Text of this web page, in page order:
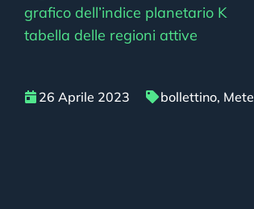
grafico dell’indice planetario K
tabella delle regioni attive
26 Aprile 2023 bollettino,